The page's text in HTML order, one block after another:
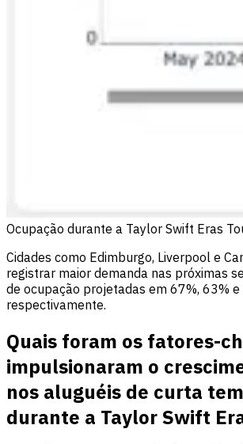
Ocupação durante a Taylor Swift Eras
Cidades como Edimburgo, Liverpool e
registrar maior demanda nas próximas
de ocupação projetadas em 67%, 63% e
respectivamente.
Quais foram os fatores-
impulsionaram o
nos aluguéis de curta
durante a Taylor Swift